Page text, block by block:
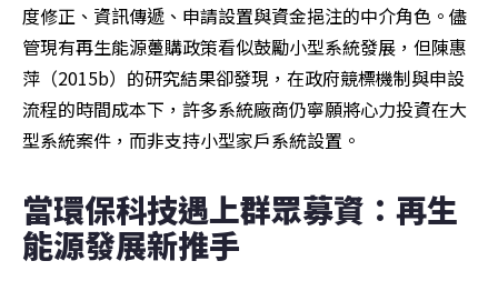
度修正、資訊傳遞、申請設置與資金挹注的中介角色。儘
管現有再生能源躉購政策看似鼓勵小型系統發展，但陳惠
萍（2015b）的研究結果卻發現，在政府競標機制與申設
流程的時間成本下，許多系統廠商仍寧願將心力投資在大
型系統案件，而非支持小型家戶系統設置。
當環保科技遇上群眾募資：再生
能源發展新推手